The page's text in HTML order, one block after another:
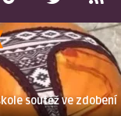
soutěž ve zdobení